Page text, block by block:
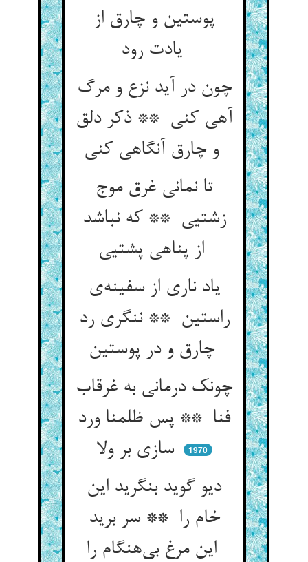
پوستین و چارق از
یادت رود
چون در آید نزع و مرگ
آهی کنی ** ذکر دلق
و چارق آنگاهی کنی
تا نمانی غرق موج
زشتیی ** که نباشد
یاد ناری از سفینه‌ی
راستین ** ننگری رد
چارق و در پوستین
چونک درمانی به غرقاب
فنا ** پس ظلمنا ورد
سازی بر ولا
1970
دیو گوید بنگرید این
خام را ** سر برید